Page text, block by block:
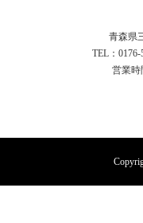
青森県
TEL：
営業時